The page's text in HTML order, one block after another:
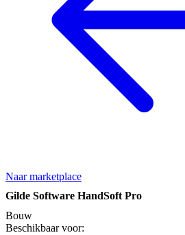
Naar marketplace
Gilde Software HandSoft Pro
Bouw
Beschikbaar voor: